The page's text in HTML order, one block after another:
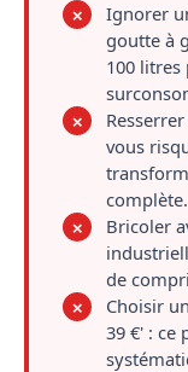
✗
Ignorer
goutte à
100 litres
✗
vous
complète.
✗
Bricoler
de
✗
Choisir
39 €' : ce